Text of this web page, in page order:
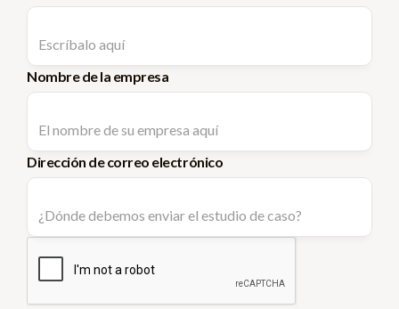
Nombre de la empresa
Dirección de correo electrónico